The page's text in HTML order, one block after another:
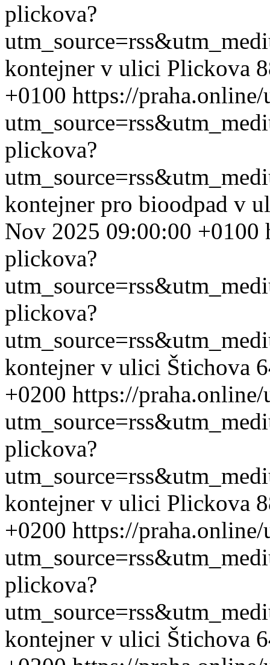
plickova?
kontejner v ulici Plickova
+0100 https://
plickova?
kontejner pro bioodpad v
Nov 2025 09:00:00 +0100
plickova?
plickova?
kontejner v ulici Štichova
+0200 https://
plickova?
kontejner v ulici Plickova
+0200 https://
plickova?
kontejner v ulici Štichova